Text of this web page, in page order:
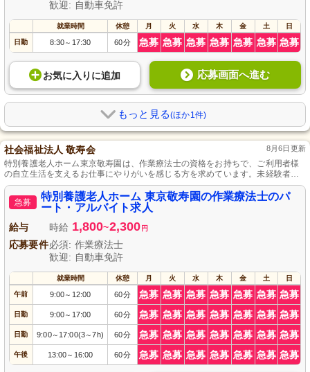
歓迎: 自動車免許
就業時間 休憩 月 火 水 木 金 土 日
日勤 8:30～ 17:30 60分 急募 急募 急募 急募 急募 急募 急募
お気に入り に追加 応募画面へ進む
もっと見る(ほか1件)
社会福祉法人 敬寿会 8月6日更新
特別養護老人ホーム東京敬寿園は、作業療法士の資格をお持ちで、ご利用者様
の自立生活を支えるお仕事にやりがいを感じる方を求めています。未経験者で
も活躍でき、各種社会保険の加入や交通費支給、正社員登用制度もあり、働き
やすい環境を提供しています。
急募
特別養護老人ホーム 東京敬寿園の作業療法士のパ
ート・アルバイト求人
給与 時給 1,800~2,300 円
応募要件必須: 作業療法士
歓迎: 自動車免許
就業時間 休憩 月 火 水 木 金 土 日
午前 9:00～ 12:00 60分 急募 急募 急募 急募 急募 急募 急募
日勤 9:00～ 17:00 60分 急募 急募 急募 急募 急募 急募 急募
日勤 9:00～ 17:00(3～ 7h) 60分 急募 急募 急募 急募 急募 急募 急募
午後 13:00～ 16:00 60分 急募 急募 急募 急募 急募 急募 急募